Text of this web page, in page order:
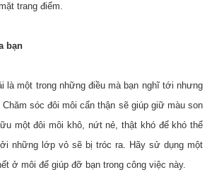
trang điểm.
bạn
là một trong những điều mà bạn nghĩ tới nhưng
sóc đôi môi cẩn thận sẽ giúp giữ màu son
một đôi môi khô, nứt nẻ, thật khó để khó thể
những lớp vỏ sẽ bị tróc ra. Hãy sử dụng một
ở môi để giúp đỡ bạn trong công việc này.